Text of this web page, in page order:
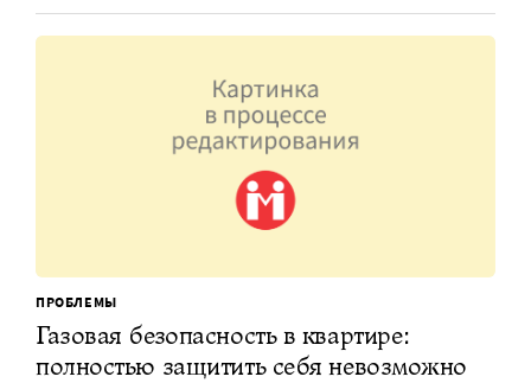
ПРОБЛЕМЫ
Газовая безопасность в квартире:
полностью защитить себя невозможно